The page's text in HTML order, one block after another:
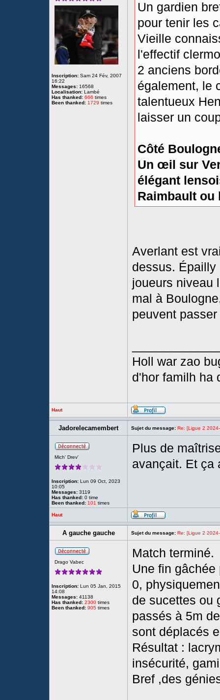
Inscription: Sam 24 Fév, 2007
16:22
Messages: 16568
Localisation: Lambé
Has thanked: 666 times
Been thanked: 1729 times
Un gardien
pour tenir les
Vieille
l'effectif
2 anciens
également, le
talentueux
laisser un
Côté
Un œil sur
élégant
Raimbault
Averlant est
dessus.
joueurs niveau
mal à
peuvent
Holl war zao
d'hor familh ha
Haut
Jadorelecamembert Sujet du message: Re: [Ligue 2
Mich' Drev'
Inscription: Lun 09 Oct, 2023
10:05
Messages: 3119
Has thanked: 0 time
Been thanked: 101 times
Plus de
avançait. Et ça
Haut
A gauche gauche Sujet du message: Re: [Ligue 2
Drago Vabec
Inscription: Lun 05 Jan, 2015
14:08
Messages: 41138
Has thanked: 2300 times
Been thanked: 905 times
Match terminé.
Une fin
0,
de sucettes ou
passés à 5m
sont déplacés
Résultat :
insécurité,
Bref ,des